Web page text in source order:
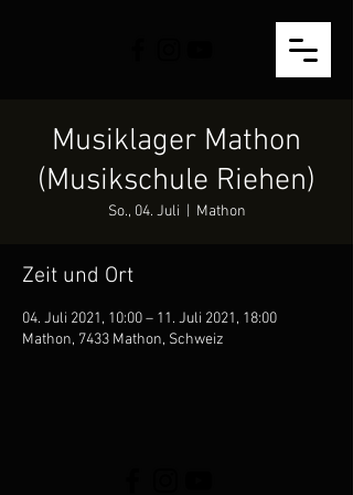
Musiklager Mathon
(Musikschule Riehen)
So., 04. Juli Mathon
Zeit und Ort
04. Juli 2021, 10:00 – 11. Juli 2021, 18:00
Mathon, 7433 Mathon, Schweiz